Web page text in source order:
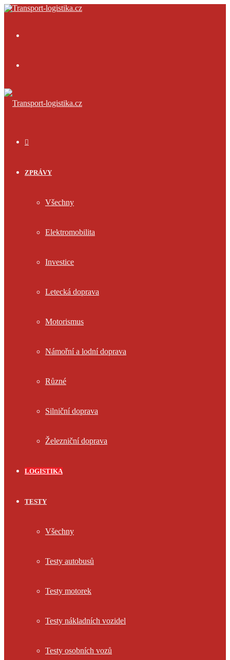
ZPRÁVY
Všechny
Elektromobilita
Investice
Letecká doprava
Motorismus
Námořní a lodní doprava
Různé
Silniční doprava
Železniční doprava
LOGISTIKA
TESTY
Všechny
Testy autobusů
Testy motorek
Testy nákladních vozidel
Testy osobních vozů